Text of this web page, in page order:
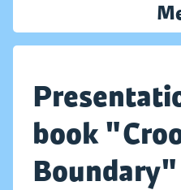
book
Boundary"